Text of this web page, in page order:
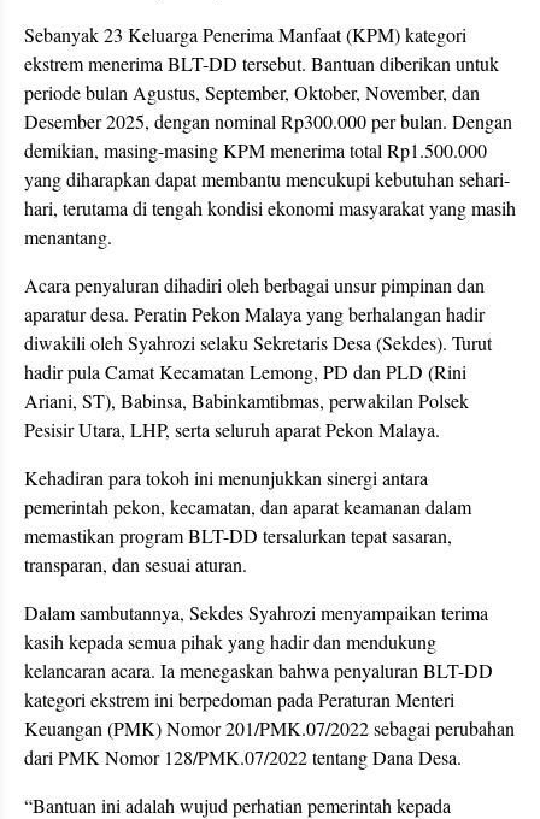
Sebanyak 23 Keluarga Penerima Manfaat (KPM) kategori
ekstrem menerima BLT-DD tersebut. Bantuan diberikan untuk
periode bulan Agustus, September, Oktober, November, dan
Desember 2025, dengan nominal Rp300.000 per bulan. Dengan
demikian, masing-masing KPM menerima total Rp1.500.000
yang diharapkan dapat membantu mencukupi kebutuhan sehari-
hari, terutama di tengah kondisi ekonomi masyarakat yang masih
menantang.
Acara penyaluran dihadiri oleh berbagai unsur pimpinan dan
aparatur desa. Peratin Pekon Malaya yang berhalangan hadir
diwakili oleh Syahrozi selaku Sekretaris Desa (Sekdes). Turut
hadir pula Camat Kecamatan Lemong, PD dan PLD (Rini
Ariani, ST), Babinsa, Babinkamtibmas, perwakilan Polsek
Pesisir Utara, LHP, serta seluruh aparat Pekon Malaya.
Kehadiran para tokoh ini menunjukkan sinergi antara
pemerintah pekon, kecamatan, dan aparat keamanan dalam
memastikan program BLT-DD tersalurkan tepat sasaran,
transparan, dan sesuai aturan.
Dalam sambutannya, Sekdes Syahrozi menyampaikan terima
kasih kepada semua pihak yang hadir dan mendukung
kelancaran acara. Ia menegaskan bahwa penyaluran BLT-DD
kategori ekstrem ini berpedoman pada Peraturan Menteri
Keuangan (PMK) Nomor 201/PMK.07/2022 sebagai perubahan
dari PMK Nomor 128/PMK.07/2022 tentang Dana Desa.
“Bantuan ini adalah wujud perhatian pemerintah kepada